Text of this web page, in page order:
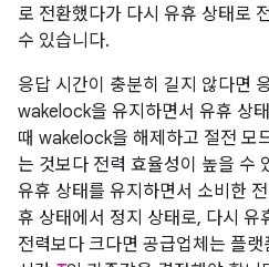
로 전환했다가 다시 유휴 상태로
수 있습니다.
응답 시간이 충분히 길지 않다면
wakelock을 유지하면서 유휴 상
때 wakelock을 해제하고 절전 모
는 것보다 전력 효율성이 높을 수
유휴 상태를 유지하면서 소비한
휴 상태에서 정지 상태로, 다시 유
전력보다 크다면 공급업체는 플